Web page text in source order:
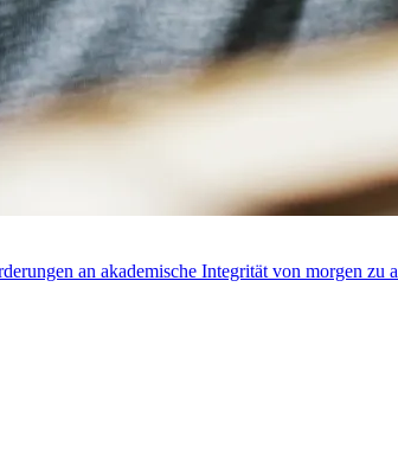
an akademische Integrität von morgen zu